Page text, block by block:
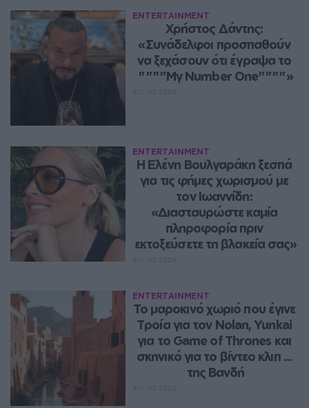
ENTERTAINMENT
Χρήστος Δάντης:
«Συνάδελφοι προσπαθούν
να ξεχάσουν ότι έγραψα το
""""My Number One""""»
ENTERTAINMENT
Η Ελένη Βουλγαράκη ξεσπά
για τις φήμες χωρισμού με
τον Ιωαννίδη:
«Διασταυρώστε καμία
πληροφορία πριν
εκτοξεύσετε τη βλακεία σας»
ENTERTAINMENT
Το μαροκινό χωριό που έγινε
Τροία για τον Nolan, Yunkai
για το Game of Thrones και
σκηνικό για το βίντεο κλιπ ...
της Βανδή